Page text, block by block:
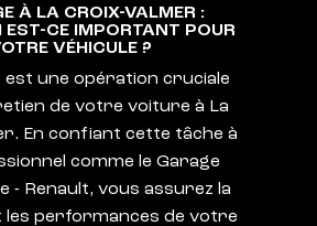
À LA CROIX-VALMER :
EST-CE IMPORTANT POUR
VÉHICULE ?
est une opération cruciale
de votre voiture à La
En confiant cette tâche à
comme le Garage
- Renault, vous assurez la
les performances de votre